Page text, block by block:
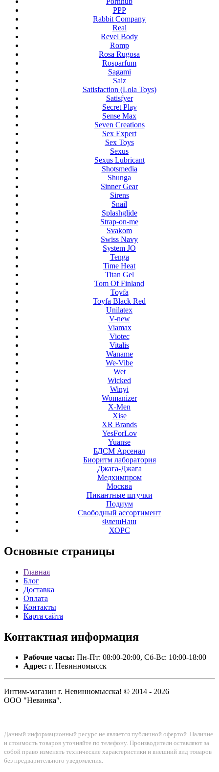
PPP
Rabbit Company
Real
Revel Body
Romp
Rosa Rugosa
Rosparfum
Sagami
Saiz
Satisfaction (Lola Toys)
Satisfyer
Secret Play
Sense Max
Seven Creations
Sex Expert
Sex Toys
Sexus
Sexus Lubricant
Shotsmedia
Shunga
Sinner Gear
Sirens
Snail
Splashglide
Strap-on-me
Svakom
Swiss Navy
System JO
Tenga
Time Heat
Titan Gel
Tom Of Finland
Toyfa
Toyfa Black Red
Unilatex
V-new
Viamax
Viotec
Vitalis
Waname
We-Vibe
Wet
Wicked
Winyi
Womanizer
X-Men
Xise
XR Brands
YesForLov
Yuanse
БДСМ Арсенал
Биоритм лаборатория
Джага-Джага
Медхимпром
Москва
Пикантные штучки
Подиум
Свободный ассортимент
ФлешНаш
ХОРС
Основные страницы
Главная
Блог
Доставка
Оплата
Контакты
Карта сайта
Контактная информация
Рабочие часы: Пн-Пт: 08:00-20:00, Сб-Вс: 10:00-18:00
Адрес: г. Невинномысск
Интим-магазин г. Невинномысска! © 2014 - 2026
ООО "Невинка".
Данный информационный ресурс не является публичной офертой. Наличие
и стоимость товаров уточняйте по телефону. Производители оставляют за
собой право изменять технические характеристики и внешний вид товаров
без предварительного уведомления.